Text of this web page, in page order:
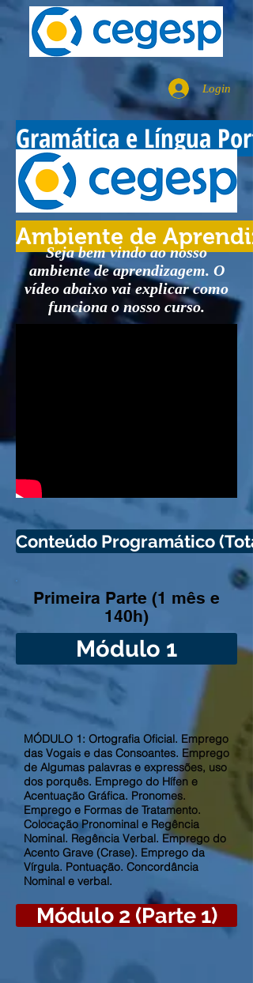
Login
Gramática e Língua
Ambiente de
Seja bem vindo ao nosso
ambiente de aprendizagem. O
vídeo abaixo vai explicar como
funciona o nosso curso.
Conteúdo Programático
Primeira Parte (1 mês e
140h)
Módulo 1
MÓDULO 1: Ortografia Oficial. Emprego
das Vogais e das Consoantes. Emprego
de Algumas palavras e expressões, uso
dos porquês. Emprego do Hífen e
Acentuação Gráfica. Pronomes.
Emprego e Formas de Tratamento.
Colocação Pronominal e Regência
Nominal. Regência Verbal. Emprego do
Acento Grave (Crase). Emprego da
Vírgula. Pontuação. Concordância
Nominal e verbal.
Módulo 2 (Parte 1)